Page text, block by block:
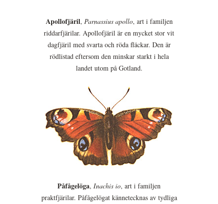
Apollofjäril, Parnassius apollo, art i familjen
riddarfjärilar. Apollofjäril är en mycket stor vit
dagfjäril med svarta och röda fläckar. Den är
rödlistad eftersom den minskar starkt i hela
landet utom på Gotland.
Påfågelöga, Inachis io, art i familjen
praktfjärilar. Påfågelögat kännetecknas av tydliga